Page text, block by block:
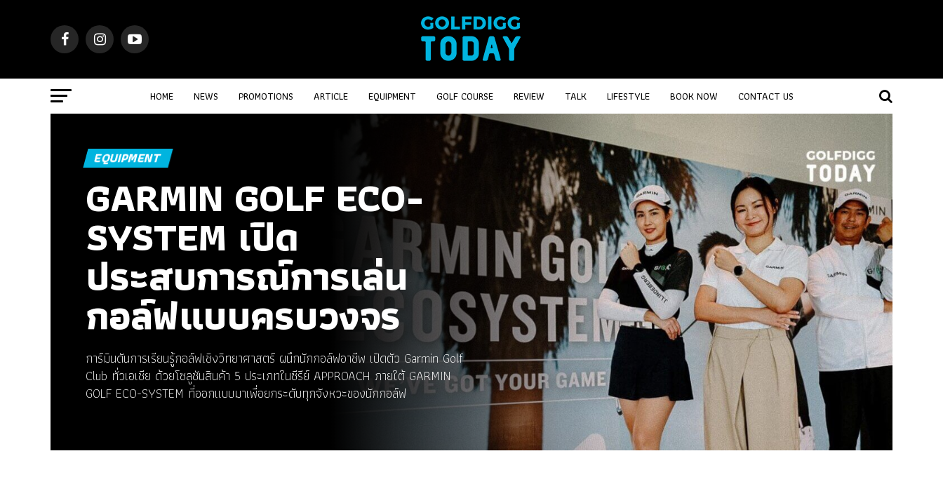
HOME NEWS PROMOTIONS ARTICLE EQUIPMENT GOLF COURSE REVIEW TALK LIFESTYLE BOOK NOW CONTACT US
EQUIPMENT
GARMIN GOLF ECO-
SYSTEM เปิด
ประสบการณ์การเล่น
กอล์ฟแบบครบวงจร
การ์มินดันการเรียนรู้กอล์ฟเชิงวิทยาศาสตร์ ผนึกนักกอล์ฟอาชีพ เปิดตัว Garmin Golf
Club ทั่วเอเชีย ด้วยโซลูชันสินค้า 5 ประเภทในซีรีย์ APPROACH ภายใต้ GARMIN
GOLF ECO-SYSTEM ที่ออกแบบมาเพื่อยกระดับทุกจังหวะของนักกอล์ฟ